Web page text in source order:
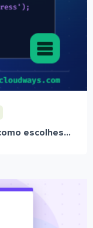
escolhes...